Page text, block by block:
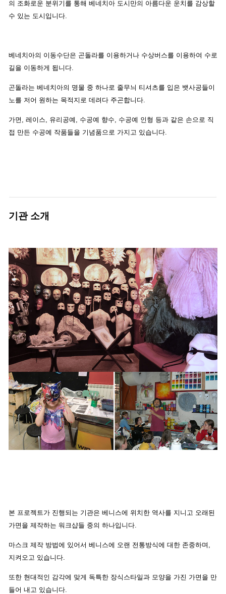
의 조화로운 분위기를 통해 베네치아 도시만의 아름다운 운치를 감상할
수 있는 도시입니다.
베네치아의 이동수단은 곤돌라를 이용하거나 수상버스를 이용하여 수로
길을 이동하게 됩니다.
곤돌라는 베네치아의 명물 중 하나로 줄무늬 티셔츠를 입은 뱃사공들이
노를 저어 원하는 목적지로 데려다 주곤합니다.
가면, 레이스, 유리공예, 수공예 향수, 수공예 인형 등과 같은 손으로 직
접 만든 수공예 작품들을 기념품으로 가지고 있습니다.
기관 소개
본 프로젝트가 진행되는 기관은 베니스에 위치한 역사를 지니고 오래된
가면을 제작하는 워크샵들 중의 하나입니다.
마스크 제작 방법에 있어서 베니스에 오랜 전통방식에 대한 존중하며,
지켜오고 있습니다.
또한 현대적인 감각에 맞게 독특한 장식스타일과 모양을 가진 가면을 만
들어 내고 있습니다.